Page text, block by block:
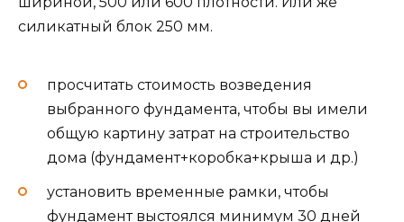
силикатный блок 250 мм.
просчитать стоимость возведения
выбранного фундамента, чтобы вы имели
общую картину затрат на строительство
дома (фундамент+коробка+крыша и др.)
установить временные рамки, чтобы
фундамент выстоялся минимум 30 дней